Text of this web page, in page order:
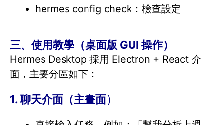
hermes config check：檢查設定
三、使用教學（桌面版 GUI 操作）
Hermes Desktop 採用 Electron + React 介
面，主要分區如下：
1. 聊天介面（主畫面）